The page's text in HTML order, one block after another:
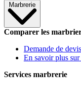
Marbrerie
Comparer les
Demande de
En savoir plus
Services marbrerie